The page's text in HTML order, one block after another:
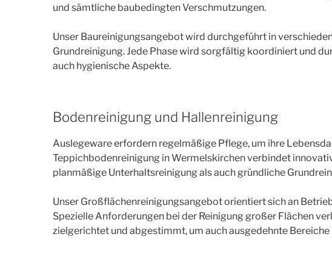
und sämtliche baubedingten Verschmutzungen.
Unser Baureinigungsangebot wird durchgeführt in
Grundreinigung. Jede Phase wird sorgfältig koordiniert und
auch hygienische Aspekte.
Bodenreinigung und Hallenreinigung
Auslegeware erfordern regelmäßige Pflege, um ihre
Teppichbodenreinigung in Wermelskirchen verbindet
planmäßige Unterhaltsreinigung als auch gründliche
Unser Großflächenreinigungsangebot orientiert sich an
Spezielle Anforderungen bei der Reinigung großer Flächen
zielgerichtet und abgestimmt, um auch ausgedehnte